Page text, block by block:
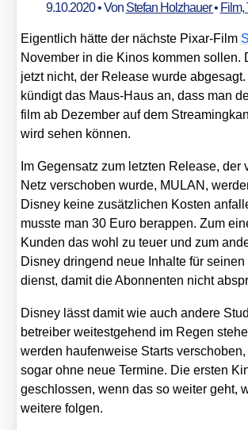
9.10.2020• Von Stefan Holzhauer• Film,
Eigent­lich hät­te der nächs­te Pix­ar-Film
Novem­ber in die Kinos kom­men sol­len.
jetzt nicht, der Release wur­de
kün­digt das Maus-Haus an, dass man
film ab Dezem­ber auf dem
wird sehen kön­nen.
Im Gegen­satz zum letz­ten Release, der
Netz ver­scho­ben wur­de, MULAN,
Dis­ney kei­ne zusätz­li­chen Kos­ten
muss­te man 30 Euro berap­pen. Zum
Kun­den das wohl zu teu­er und zum
Dis­ney drin­gend neue Inhal­te für
dienst, damit die Abon­nen­ten nicht
Dis­ney lässt damit wie auch ande­re
be­trei­ber wei­test­ge­hend im Regen
wer­den hau­fen­wei­se Starts
sogar ohne neue Ter­mi­ne. Die ers­ten
geschlos­sen, wenn das so wei­ter geht,
wei­te­re fol­gen.